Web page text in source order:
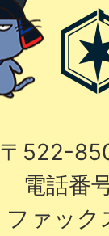
〒522-
電話番
ファッ